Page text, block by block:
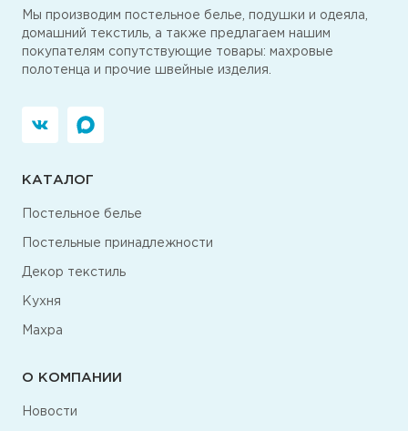
Мы производим постельное белье, подушки и одеяла,
домашний текстиль, а также предлагаем нашим
покупателям сопутствующие товары: махровые
полотенца и прочие швейные изделия.
КАТАЛОГ
Постельное белье
Постельные принадлежности
Декор текстиль
Кухня
Махра
О КОМПАНИИ
Новости